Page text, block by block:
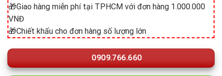
🎁Giao hàng miễn phí tại TPHCM với đơn hàng 1.000.000
VNĐ
🎁Chiết khấu cho đơn hàng số lượng lớn
0909.766.660